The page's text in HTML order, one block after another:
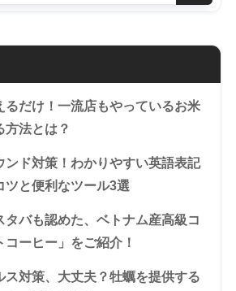
るだけ！一流店もやっているお米
方法とは？
ンド対策！わかりやすい英語表記
ツと便利なツール3選
タバも認めた、ベトナム産高級コ
ーヒー」をご紹介！
ス対策、大丈夫？牡蠣を提供する